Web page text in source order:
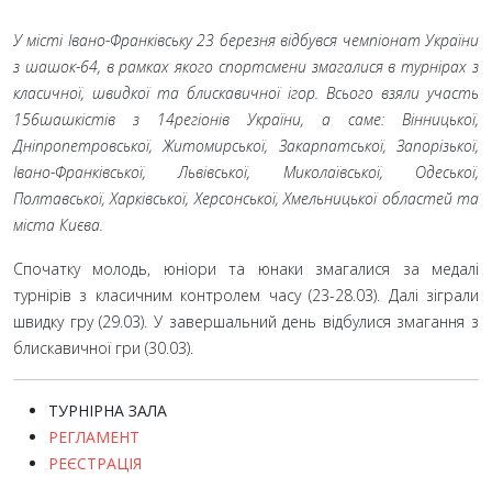
У місті Івано-Франківську 23 березня відбувся чемпіонат України
з шашок-64, в рамках якого спортсмени змагалися в турнірах з
класичної, швидкої та блискавичної ігор. Всього взяли участь
156шашкістів з 14регіонів України, а саме: Вінницької,
Дніпропетровської, Житомирської, Закарпатської, Запорізької,
Івано-Франківської, Львівської, Миколаївської, Одеської,
Полтавської, Харківської, Херсонської, Хмельницької областей та
міста Києва.
Спочатку молодь, юніори та юнаки змагалися за медалі
турнірів з класичним контролем часу (23-28.03). Далі зіграли
швидку гру (29.03). У завершальний день відбулися змагання з
блискавичної гри (30.03).
ТУРНІРНА ЗАЛА
РЕГЛАМЕНТ
РЕЄСТРАЦІЯ